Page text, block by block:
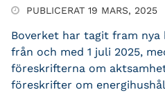
PUBLICERAT 19 MARS, 2025
Boverket har tagit fram nya
från och med 1 juli 2025,
föreskrifterna om
föreskrifter om